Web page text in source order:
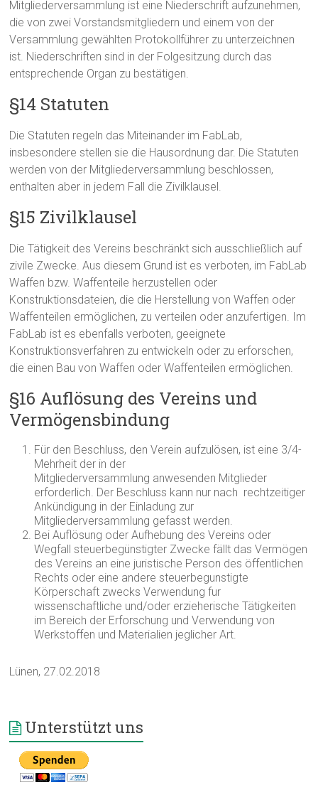
Mitgliederversammlung ist eine Niederschrift aufzunehmen,
die von zwei Vorstandsmitgliedern und einem von der
Versammlung gewählten Protokollführer zu unterzeichnen
ist. Niederschriften sind in der Folgesitzung durch das
entsprechende Organ zu bestätigen.
§14 Statuten
Die Statuten regeln das Miteinander im FabLab,
insbesondere stellen sie die Hausordnung dar. Die Statuten
werden von der Mitgliederversammlung beschlossen,
enthalten aber in jedem Fall die Zivilklausel.
§15 Zivilklausel
Die Tätigkeit des Vereins beschränkt sich ausschließlich auf
zivile Zwecke. Aus diesem Grund ist es verboten, im FabLab
Waffen bzw. Waffenteile herzustellen oder
Konstruktionsdateien, die die Herstellung von Waffen oder
Waffenteilen ermöglichen, zu verteilen oder anzufertigen. Im
FabLab ist es ebenfalls verboten, geeignete
Konstruktionsverfahren zu entwickeln oder zu erforschen,
die einen Bau von Waffen oder Waffenteilen ermöglichen.
§16 Auflösung des Vereins und
Vermögensbindung
Für den Beschluss, den Verein aufzulösen, ist eine 3/4-
Mehrheit der in der
Mitgliederversammlung anwesenden Mitglieder
erforderlich. Der Beschluss kann nur nach rechtzeitiger
Ankündigung in der Einladung zur
Mitgliederversammlung gefasst werden.
Bei Auflösung oder Aufhebung des Vereins oder
Wegfall steuerbegünstigter Zwecke fällt das Vermögen
des Vereins an eine juristische Person des öffentlichen
Rechts oder eine andere steuerbegunstigte
Körperschaft zwecks Verwendung fur
wissenschaftliche und/oder erzieherische Tätigkeiten
im Bereich der Erforschung und Verwendung von
Werkstoffen und Materialien jeglicher Art.
Lünen, 27.02.2018
Unterstützt uns